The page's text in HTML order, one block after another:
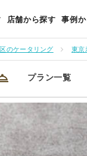
店舗から探す 事例
のケータリング 東京
プラン一覧